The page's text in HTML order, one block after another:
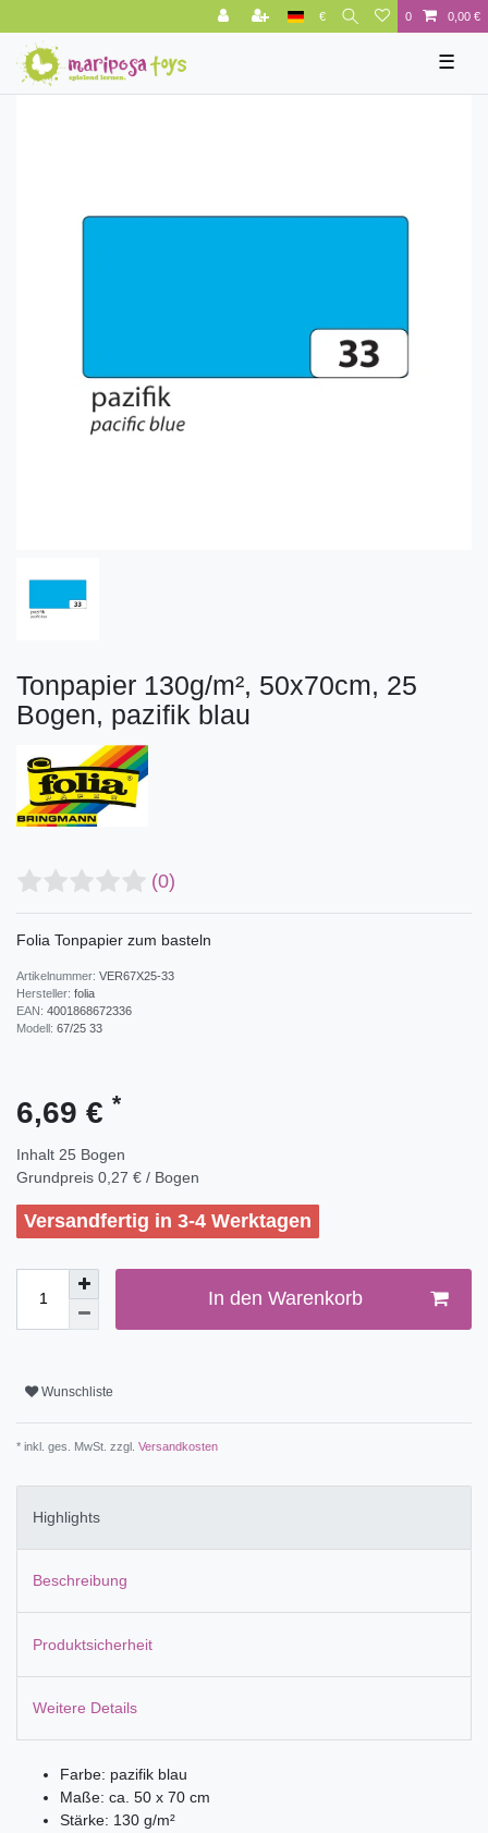
€ 0 0,00 €
☰
Tonpapier 130g/m², 50x70cm, 25
Bogen, pazifik blau
(0)
Folia Tonpapier zum basteln
Artikelnummer: VER67X25-33
Hersteller: folia
EAN: 4001868672336
Modell: 67/25 33
6,69 € *
Inhalt 25 Bogen
Grundpreis 0,27 € / Bogen
Versandfertig in 3-4 Werktagen
In den Warenkorb
Wunschliste
* inkl. ges. MwSt. zzgl. Versandkosten
Highlights
Beschreibung
Produktsicherheit
Weitere Details
Farbe: pazifik blau
Maße: ca. 50 x 70 cm
Stärke: 130 g/m²